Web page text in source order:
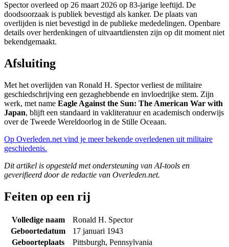
Spector overleed op 26 maart 2026 op 83-jarige leeftijd. De
doodsoorzaak is publiek bevestigd als kanker. De plaats van
overlijden is niet bevestigd in de publieke mededelingen. Openbare
details over herdenkingen of uitvaartdiensten zijn op dit moment niet
bekendgemaakt.
Afsluiting
Met het overlijden van Ronald H. Spector verliest de militaire
geschiedschrijving een gezaghebbende en invloedrijke stem. Zijn
werk, met name Eagle Against the Sun: The American War with
Japan, blijft een standaard in vakliteratuur en academisch onderwijs
over de Tweede Wereldoorlog in de Stille Oceaan.
Op Overleden.net vind je meer bekende overledenen uit militaire
geschiedenis.
Dit artikel is opgesteld met ondersteuning van AI-tools en
geverifieerd door de redactie van Overleden.net.
Feiten op een rij
Volledige naam
Ronald H. Spector
Geboortedatum
17 januari 1943
Geboorteplaats
Pittsburgh, Pennsylvania